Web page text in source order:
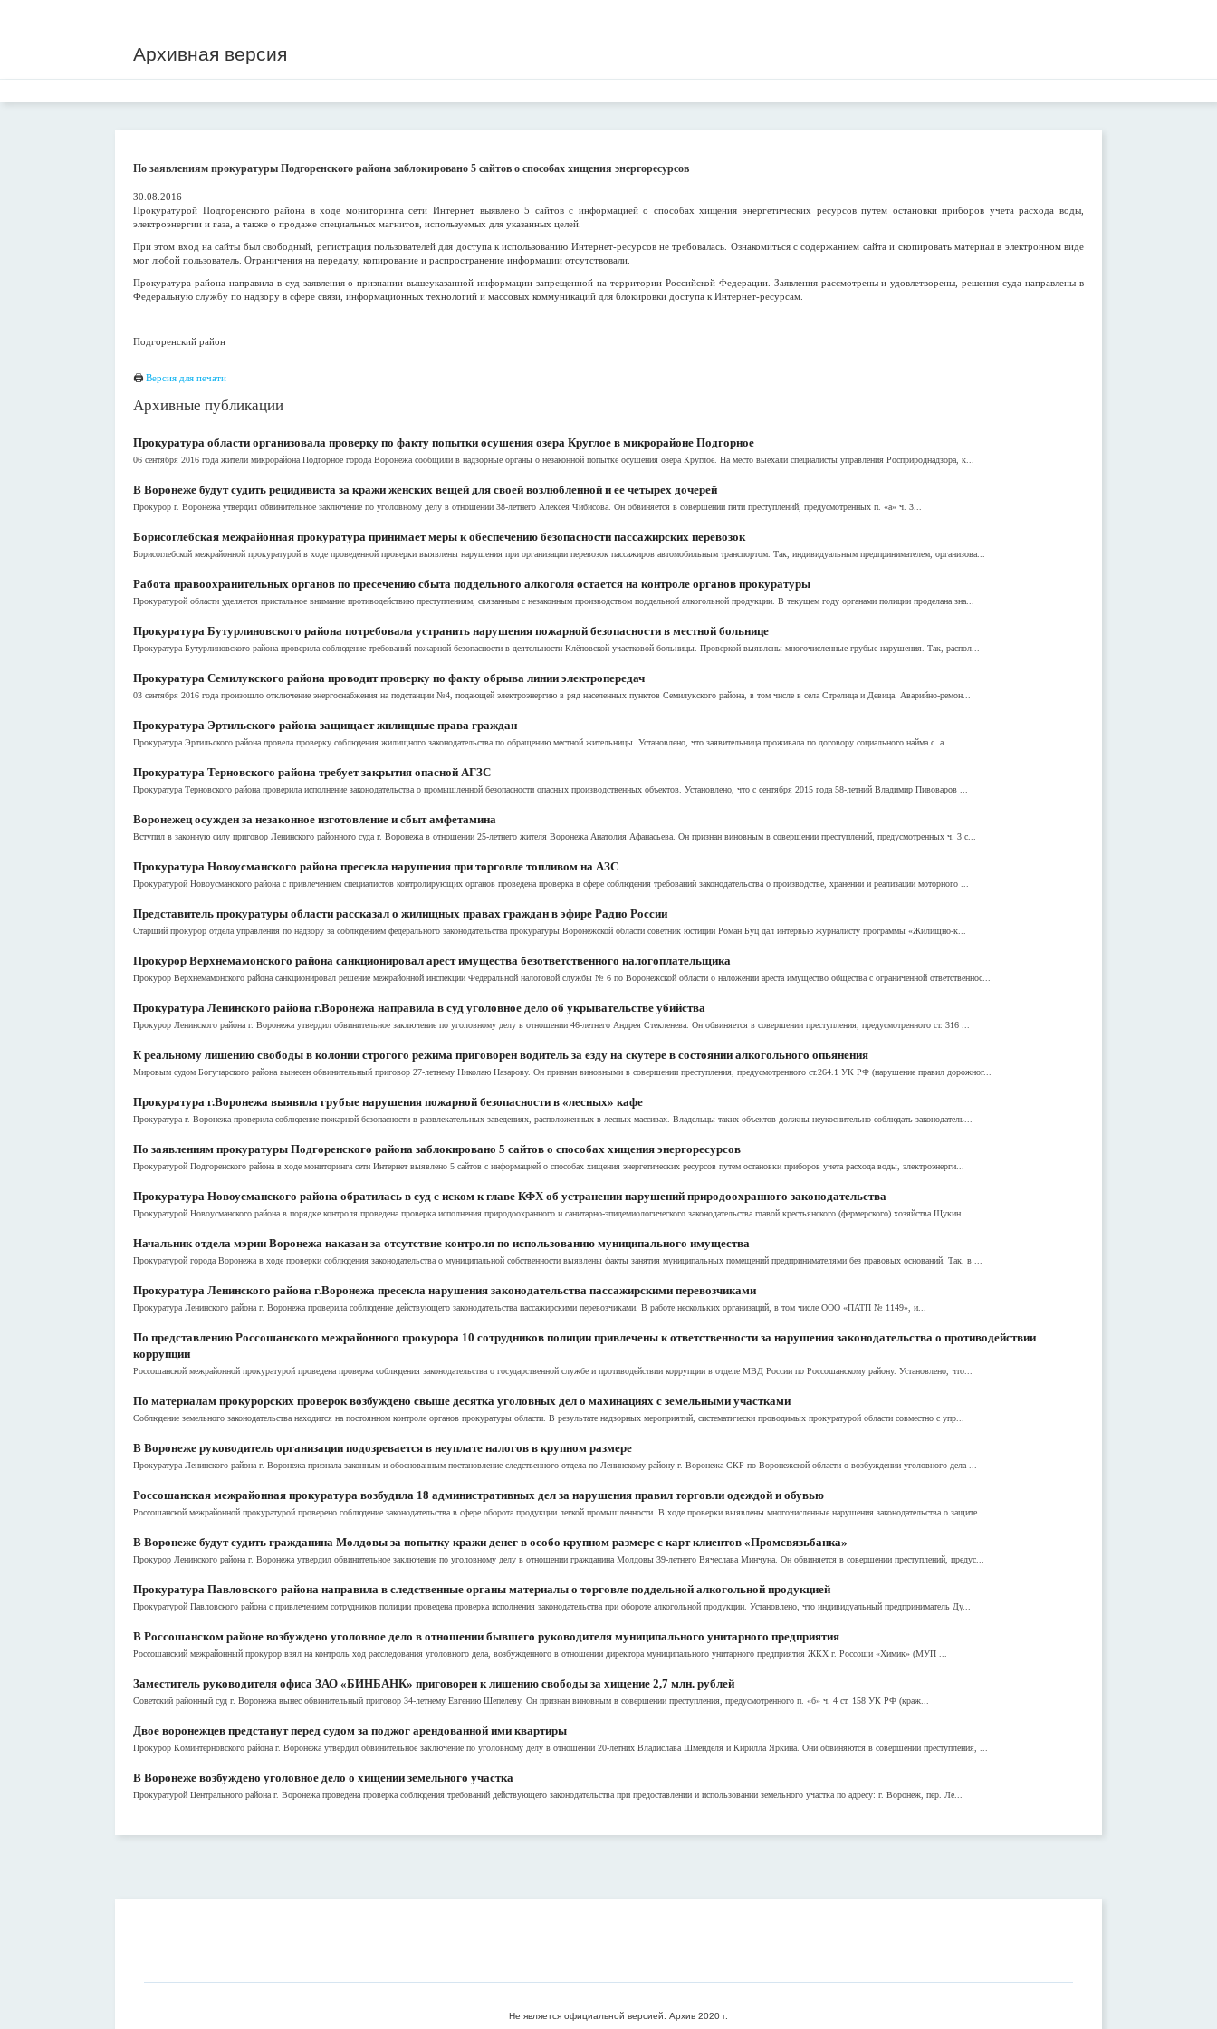
Архивная версия
По заявлениям прокуратуры Подгоренского района заблокировано 5 сайтов о способах хищения энергоресурсов
30.08.2016
Прокуратурой Подгоренского района в ходе мониторинга сети Интернет выявлено 5 сайтов с информацией о способах хищения энергетических ресурсов путем остановки приборов учета расхода воды,
электроэнергии и газа, а также о продаже специальных магнитов, используемых для указанных целей.
При этом вход на сайты был свободный, регистрация пользователей для доступа к использованию Интернет-ресурсов не требовалась. Ознакомиться с содержанием сайта и скопировать материал в электронном виде
мог любой пользователь. Ограничения на передачу, копирование и распространение информации отсутствовали.
Прокуратура района направила в суд заявления о признании вышеуказанной информации запрещенной на территории Российской Федерации. Заявления рассмотрены и удовлетворены, решения суда направлены в
Федеральную службу по надзору в сфере связи, информационных технологий и массовых коммуникаций для блокировки доступа к Интернет-ресурсам.
Подгоренский район
🖨 Версия для печати
Архивные публикации
Прокуратура области организовала проверку по факту попытки осушения озера Круглое в микрорайоне Подгорное
06 сентября 2016 года жители микрорайона Подгорное города Воронежа сообщили в надзорные органы о незаконной попытке осушения озера Круглое. На место выехали специалисты управления Росприроднадзора, к...
В Воронеже будут судить рецидивиста за кражи женских вещей для своей возлюбленной и ее четырех дочерей
Прокурор г. Воронежа утвердил обвинительное заключение по уголовному делу в отношении 38-летнего Алексея Чибисова. Он обвиняется в совершении пяти преступлений, предусмотренных п. «а» ч. 3...
Борисоглебская межрайонная прокуратура принимает меры к обеспечению безопасности пассажирских перевозок
Борисоглебской межрайонной прокуратурой в ходе проведенной проверки выявлены нарушения при организации перевозок пассажиров автомобильным транспортом. Так, индивидуальным предпринимателем, организова...
Работа правоохранительных органов по пресечению сбыта поддельного алкоголя остается на контроле органов прокуратуры
Прокуратурой области уделяется пристальное внимание противодействию преступлениям, связанным с незаконным производством поддельной алкогольной продукции. В текущем году органами полиции проделана зна...
Прокуратура Бутурлиновского района потребовала устранить нарушения пожарной безопасности в местной больнице
Прокуратура Бутурлиновского района проверила соблюдение требований пожарной безопасности в деятельности Клёповской участковой больницы. Проверкой выявлены многочисленные грубые нарушения. Так, распол...
Прокуратура Семилукского района проводит проверку по факту обрыва линии электропередач
03 сентября 2016 года произошло отключение энергоснабжения на подстанции №4, подающей электроэнергию в ряд населенных пунктов Семилукского района, в том числе в села Стрелица и Девица. Аварийно-ремон...
Прокуратура Эртильского района защищает жилищные права граждан
Прокуратура Эртильского района провела проверку соблюдения жилищного законодательства по обращению местной жительницы. Установлено, что заявительница проживала по договору социального найма с а...
Прокуратура Терновского района требует закрытия опасной АГЗС
Прокуратура Терновского района проверила исполнение законодательства о промышленной безопасности опасных производственных объектов. Установлено, что с сентября 2015 года 58-летний Владимир Пивоваров ...
Воронежец осужден за незаконное изготовление и сбыт амфетамина
Вступил в законную силу приговор Ленинского районного суда г. Воронежа в отношении 25-летнего жителя Воронежа Анатолия Афанасьева. Он признан виновным в совершении преступлений, предусмотренных ч. 3 с...
Прокуратура Новоусманского района пресекла нарушения при торговле топливом на АЗС
Прокуратурой Новоусманского района с привлечением специалистов контролирующих органов проведена проверка в сфере соблюдения требований законодательства о производстве, хранении и реализации моторного ...
Представитель прокуратуры области рассказал о жилищных правах граждан в эфире Радио России
Старший прокурор отдела управления по надзору за соблюдением федерального законодательства прокуратуры Воронежской области советник юстиции Роман Буц дал интервью журналисту программы «Жилищно-к...
Прокурор Верхнемамонского района санкционировал арест имущества безответственного налогоплательщика
Прокурор Верхнемамонского района санкционировал решение межрайонной инспекции Федеральной налоговой службы № 6 по Воронежской области о наложении ареста имущество общества с ограниченной ответственнос...
Прокуратура Ленинского района г.Воронежа направила в суд уголовное дело об укрывательстве убийства
Прокурор Ленинского района г. Воронежа утвердил обвинительное заключение по уголовному делу в отношении 46-летнего Андрея Стекленева. Он обвиняется в совершении преступления, предусмотренного ст. 316 ...
К реальному лишению свободы в колонии строгого режима приговорен водитель за езду на скутере в состоянии алкогольного опьянения
Мировым судом Богучарского района вынесен обвинительный приговор 27-летнему Николаю Назарову. Он признан виновными в совершении преступления, предусмотренного ст.264.1 УК РФ (нарушение правил дорожног...
Прокуратура г.Воронежа выявила грубые нарушения пожарной безопасности в «лесных» кафе
Прокуратура г. Воронежа проверила соблюдение пожарной безопасности в развлекательных заведениях, расположенных в лесных массивах. Владельцы таких объектов должны неукоснительно соблюдать законодатель...
По заявлениям прокуратуры Подгоренского района заблокировано 5 сайтов о способах хищения энергоресурсов
Прокуратурой Подгоренского района в ходе мониторинга сети Интернет выявлено 5 сайтов с информацией о способах хищения энергетических ресурсов путем остановки приборов учета расхода воды, электроэнерги...
Прокуратура Новоусманского района обратилась в суд с иском к главе КФХ об устранении нарушений природоохранного законодательства
Прокуратурой Новоусманского района в порядке контроля проведена проверка исполнения природоохранного и санитарно-эпидемиологического законодательства главой крестьянского (фермерского) хозяйства Щукин...
Начальник отдела мэрии Воронежа наказан за отсутствие контроля по использованию муниципального имущества
Прокуратурой города Воронежа в ходе проверки соблюдения законодательства о муниципальной собственности выявлены факты занятия муниципальных помещений предпринимателями без правовых оснований. Так, в ...
Прокуратура Ленинского района г.Воронежа пресекла нарушения законодательства пассажирскими перевозчиками
Прокуратура Ленинского района г. Воронежа проверила соблюдение действующего законодательства пассажирскими перевозчиками. В работе нескольких организаций, в том числе ООО «ПАТП № 1149», и...
По представлению Россошанского межрайонного прокурора 10 сотрудников полиции привлечены к ответственности за нарушения законодательства о противодействии
коррупции
Россошанской межрайонной прокуратурой проведена проверка соблюдения законодательства о государственной службе и противодействии коррупции в отделе МВД России по Россошанскому району. Установлено, что...
По материалам прокурорских проверок возбуждено свыше десятка уголовных дел о махинациях с земельными участками
Соблюдение земельного законодательства находится на постоянном контроле органов прокуратуры области. В результате надзорных мероприятий, систематически проводимых прокуратурой области совместно с упр...
В Воронеже руководитель организации подозревается в неуплате налогов в крупном размере
Прокуратура Ленинского района г. Воронежа признала законным и обоснованным постановление следственного отдела по Ленинскому району г. Воронежа СКР по Воронежской области о возбуждении уголовного дела ...
Россошанская межрайонная прокуратура возбудила 18 административных дел за нарушения правил торговли одеждой и обувью
Россошанской межрайонной прокуратурой проверено соблюдение законодательства в сфере оборота продукции легкой промышленности. В ходе проверки выявлены многочисленные нарушения законодательства о защите...
В Воронеже будут судить гражданина Молдовы за попытку кражи денег в особо крупном размере с карт клиентов «Промсвязьбанка»
Прокурор Ленинского района г. Воронежа утвердил обвинительное заключение по уголовному делу в отношении гражданина Молдовы 39-летнего Вячеслава Минчуна. Он обвиняется в совершении преступлений, предус...
Прокуратура Павловского района направила в следственные органы материалы о торговле поддельной алкогольной продукцией
Прокуратурой Павловского района с привлечением сотрудников полиции проведена проверка исполнения законодательства при обороте алкогольной продукции. Установлено, что индивидуальный предприниматель Ду...
В Россошанском районе возбуждено уголовное дело в отношении бывшего руководителя муниципального унитарного предприятия
Россошанский межрайонный прокурор взял на контроль ход расследования уголовного дела, возбужденного в отношении директора муниципального унитарного предприятия ЖКХ г. Россоши «Химик» (МУП ...
Заместитель руководителя офиса ЗАО «БИНБАНК» приговорен к лишению свободы за хищение 2,7 млн. рублей
Советский районный суд г. Воронежа вынес обвинительный приговор 34-летнему Евгению Шепелеву. Он признан виновным в совершении преступления, предусмотренного п. «б» ч. 4 ст. 158 УК РФ (краж...
Двое воронежцев предстанут перед судом за поджог арендованной ими квартиры
Прокурор Коминтерновского района г. Воронежа утвердил обвинительное заключение по уголовному делу в отношении 20-летних Владислава Шменделя и Кирилла Яркина. Они обвиняются в совершении преступления, ...
В Воронеже возбуждено уголовное дело о хищении земельного участка
Прокуратурой Центрального района г. Воронежа проведена проверка соблюдения требований действующего законодательства при предоставлении и использовании земельного участка по адресу: г. Воронеж, пер. Ле...
Не является официальной версией. Архив 2020 г.